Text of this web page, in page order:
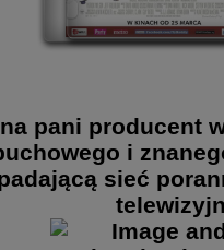
pani producent
i
sieć